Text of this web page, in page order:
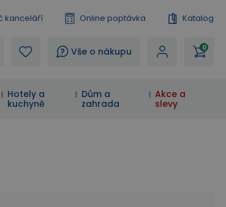
kanceláří Online poptávka Katalog
? Vše o nákupu 0
Hotely a
kuchyně
Dům a
zahrada
Akce a
slevy